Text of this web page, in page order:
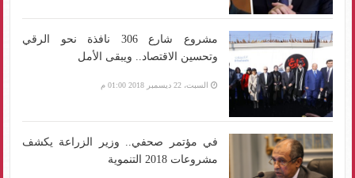
مشروع شارع 306 نافذة نحو الرقي
وتحسين الاقتصاد.. ويبقى الأمل
السبت، 22 ديسمبر 2018 01:00 م
في مؤتمر صحفي.. وزير الزراعة يكشف
مشروعات 2018 التنموية